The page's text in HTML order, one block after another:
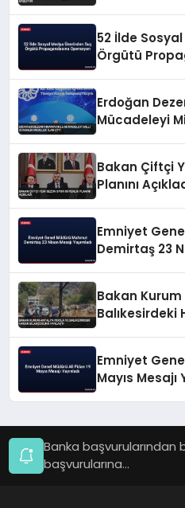
52 İlde
Örgütü
Erdoğan
Mücadeleyi
Bakan Çiftçi
Planını
Emniyet
Demirtaş 23
Bakan
Balıkesirdeki
Emniyet
Mayıs Mesajı
Banka başvurularından
başvurularına...